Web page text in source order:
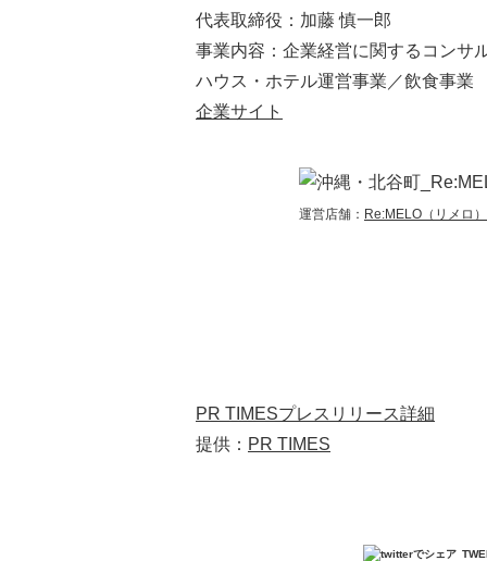
代表取締役：加藤 慎一郎
事業内容：企業経営に関するコンサ
ハウス・ホテル運営事業／飲食事業
企業サイト
運営店舗： Re:MELO（リメロ）
PR TIMESプレスリリース詳細
提供： PR TIMES